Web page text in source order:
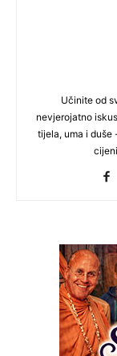
Učinite od
nevjerojatno
tijela, uma i duše